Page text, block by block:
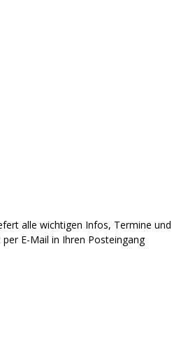
alle wichtigen Infos, Termine und
E-Mail in Ihren Posteingang